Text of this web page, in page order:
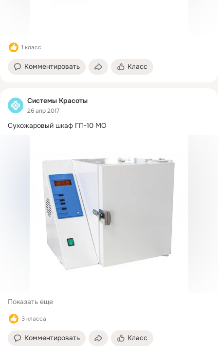
1 класс
Комментировать Класс
Системы Красоты
26 апр 2017
Сухожаровый шкаф ГП-10 МО
Показать еще
3 класса
Комментировать Класс